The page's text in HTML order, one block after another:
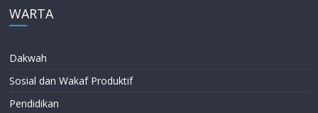
WARTA
Dakwah
Sosial dan Wakaf Produktif
Pendidikan